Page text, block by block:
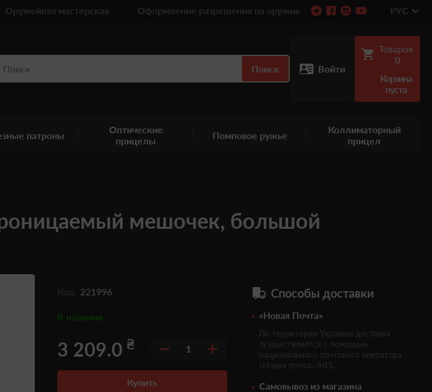
Оружейная мастерская Оформление разрешения на оружие РУС
Поиск Войти
Товаров
0
Корзина
пуста
патроны
Оптические
прицелы
Помповое ружье
Коллиматорный
прицел
мешочек, большой
Код: 221996
В наличии
3 209.0 ₴ 1
Купить
Способы доставки
«Новая Почта»
По территории Украины доставка
осуществляется с помощью
национального почтового оператора
«Новая почта» (НП).
Самовывоз из магазина